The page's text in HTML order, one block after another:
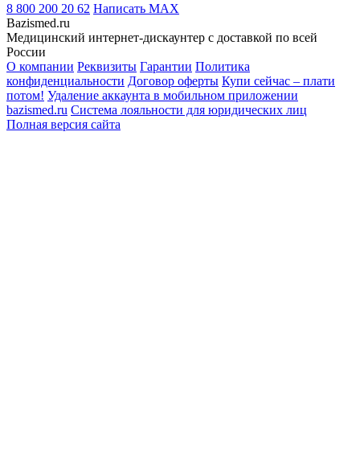
8 800 200 20 62 Написать MAX
Bazismed.ru
Медицинский интернет-дискаунтер с доставкой по всей
России
О компании Реквизиты Гарантии Политика
конфиденциальности Договор оферты Купи сейчас – плати
потом! Удаление аккаунта в мобильном приложении
bazismed.ru Система лояльности для юридических лиц
Полная версия сайта